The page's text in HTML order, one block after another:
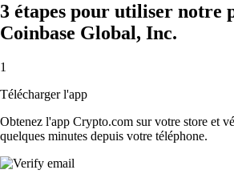
3 étapes pour utiliser notre
Coinbase Global, Inc.
1
Télécharger l'app
Obtenez l'app Crypto.com sur votre store et
quelques minutes depuis votre téléphone.